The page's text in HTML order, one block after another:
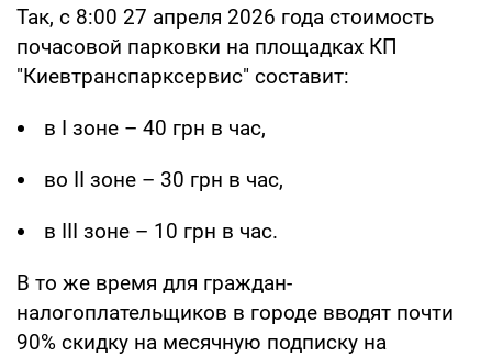
Так, с 8:00 27 апреля 2026 года стоимость
почасовой парковки на площадках КП
"Киевтранспарксервис" составит:
в I зоне – 40 грн в час,
во II зоне – 30 грн в час,
в III зоне – 10 грн в час.
В то же время для граждан-
налогоплательщиков в городе вводят почти
90% скидку на месячную подписку на